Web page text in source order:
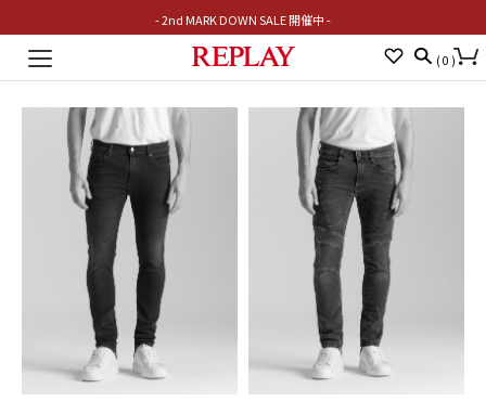
- 2nd MARK DOWN SALE 開催中 -
Toggle
( 0 )